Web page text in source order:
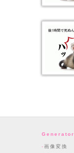
Generator
画像変換